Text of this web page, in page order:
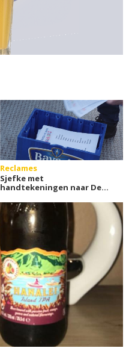
Reclames
Sjefke met
handtekeningen naar Den